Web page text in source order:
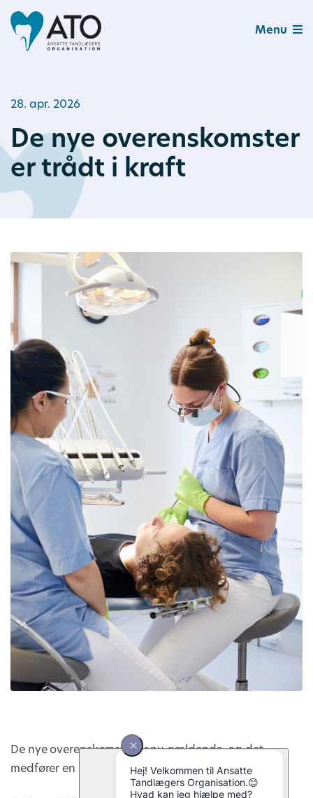
Menu
28. apr. 2026
De nye overenskomster
er trådt i kraft
De nye overenskomster er nu gældende, og det
medfører en række forbedringer for medarbejderne.